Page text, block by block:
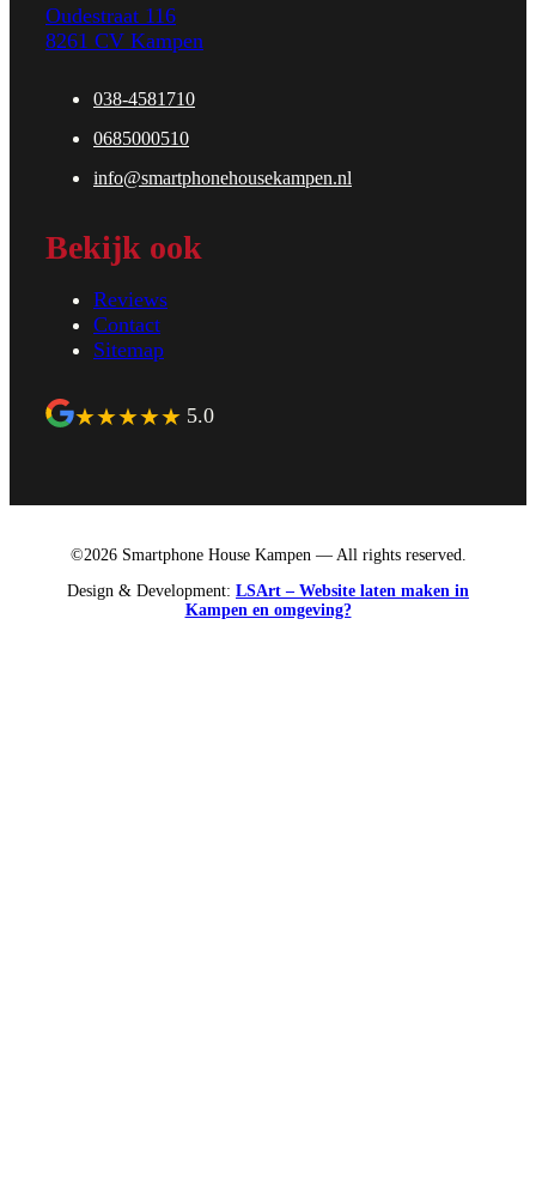
Oudestraat 116
8261 CV Kampen
038-4581710
0685000510
info@smartphonehousekampen.nl
Bekijk ook
Reviews
Contact
Sitemap
★★★★★ 5.0
©2026 Smartphone House Kampen — All rights reserved.
Design & Development: LSArt – Website laten maken in
Kampen en omgeving?